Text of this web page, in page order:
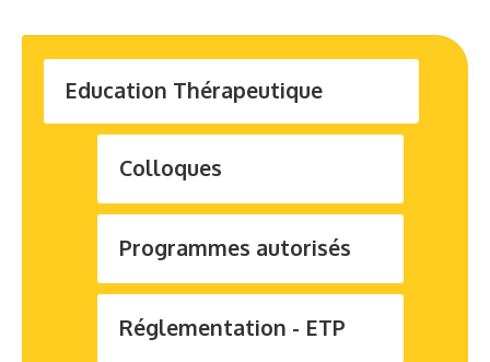
Search
Activités
Education Thérapeutique
Colloques
Programmes autorisés
Réglementation - ETP